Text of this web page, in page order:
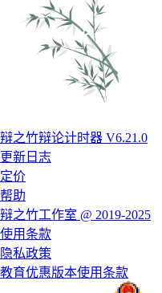
辩之竹辩论计时器 V6.21.0
更新日志
定价
帮助
辩之竹工作室 @ 2019-2025
使用条款
隐私政策
教育优惠版本使用条款